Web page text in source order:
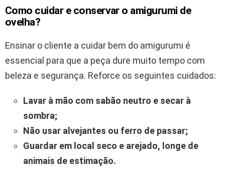
Como cuidar e conservar o amigurumi de
ovelha?
Ensinar o cliente a cuidar bem do amigurumi é
essencial para que a peça dure muito tempo com
beleza e segurança. Reforce os seguintes cuidados:
Lavar à mão com sabão neutro e secar à
sombra;
Não usar alvejantes ou ferro de passar;
Guardar em local seco e arejado, longe de
animais de estimação.